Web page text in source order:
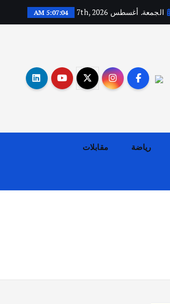
الجمعة. أغسطس 7th, 2026 5:07:06 AM
رياضة مقابلات
يوليو 30, 2026